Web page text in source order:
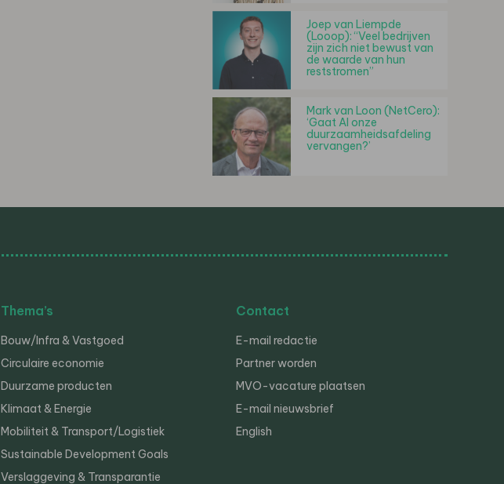
Joep van Liempde
(Looop): “Veel bedrijven
zijn zich niet bewust van
de waarde van hun
reststromen”
Mark van Loon (NetCero):
‘Gaat AI onze
duurzaamheidsafdeling
vervangen?’
Thema’s
Bouw/Infra & Vastgoed
Circulaire economie
Duurzame producten
Klimaat & Energie
Mobiliteit & Transport/Logistiek
Sustainable Development Goals
Verslaggeving & Transparantie
Contact
E-mail redactie
Partner worden
MVO-vacature plaatsen
E-mail nieuwsbrief
English